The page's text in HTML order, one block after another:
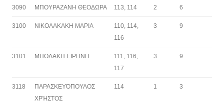
3090 ΜΠΟΥΡΑΖΑΝΗ ΘΕΟΔΩΡΑ 113, 114 2 6
3100 ΝΙΚΟΛΑΚΑΚΗ ΜΑΡΙΑ
110, 114,
116
3 9
3101 ΜΠΟΛΑΚΗ ΕΙΡΗΝΗ
111, 116,
117
3 9
3118
ΠΑΡΑΣΚΕΥΌΠΟΥΛΟΣ
ΧΡΉΣΤΟΣ
114 1 3